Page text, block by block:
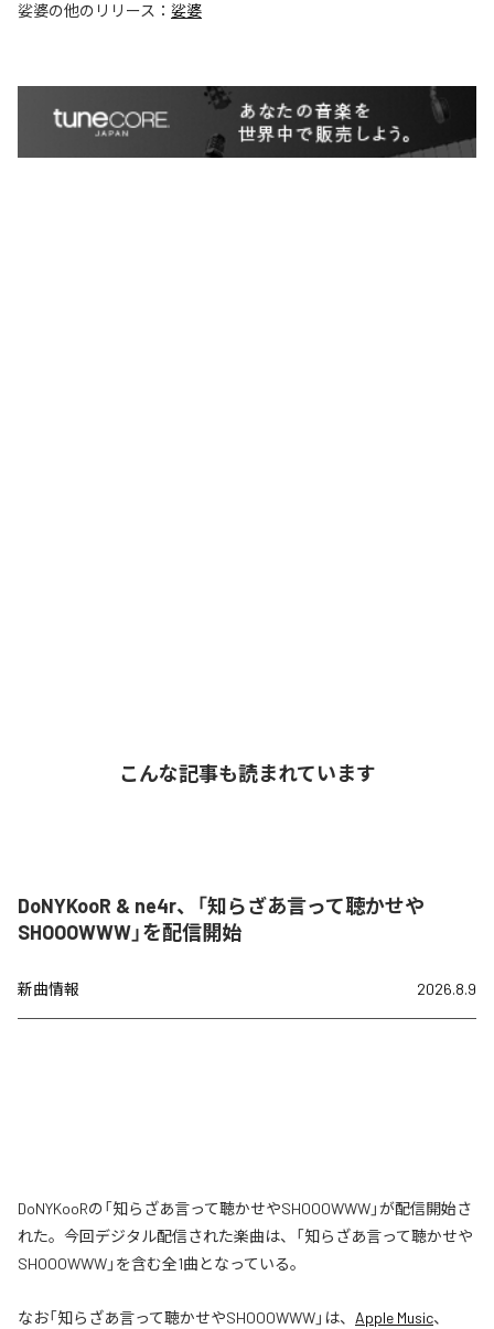
娑婆の他のリリース： 娑婆
こんな記事も読まれています
DoNYKooR & ne4r、「知らざあ言って聴かせや
SHOOOWWW」を配信開始
新曲情報 2026.8.9
DoNYKooRの「知らざあ言って聴かせやSHOOOWWW」が配信開始さ
れた。今回デジタル配信された楽曲は、「知らざあ言って聴かせや
SHOOOWWW」を含む全1曲となっている。
なお「知らざあ言って聴かせやSHOOOWWW」は、 Apple Music、